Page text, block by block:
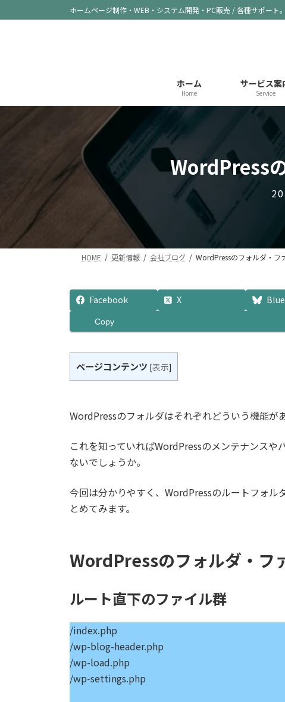
ン
キ
ビ
に
ホームページ制作・WEB・システム開発・PC販売 / 各種サポート
ホーム
Home
サービス案
Service
WordPress
HOME 更新情報 会社ブログ WordPressのフォルダ・フ
Facebook X
Copy
ページコンテンツ [表示]
WordPressのフォルダはそれぞれどういう機能が
これを知っていればWordPressのメンテナンス
ないでしょうか。
今回は分かりやすく、WordPressのルートフォ
とめてみます。
WordPressのフォルダ・フ
ルート直下のファイル群
/index.php
/wp-blog-header.php
/wp-load.php
/wp-settings.php